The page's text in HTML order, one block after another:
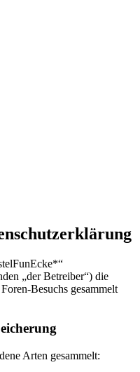
„der Betreiber“) die
Besuchs gesammelt
Arten gesammelt: